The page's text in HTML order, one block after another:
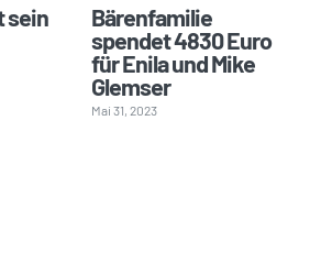
sein
Bärenfamilie
spendet 4830 Euro
für Enila und Mike
Glemser
Mai 31, 2023